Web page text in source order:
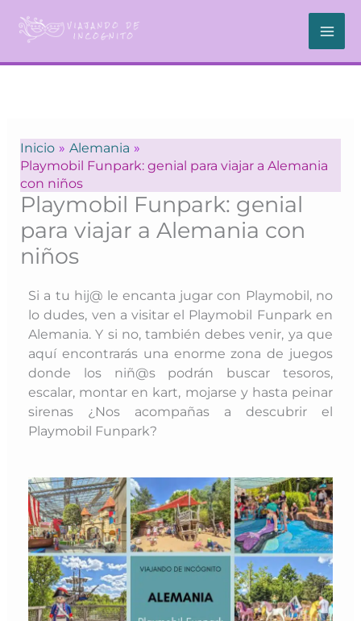
contenido
Inicio
Alemania
Playmobil Funpark: genial para viajar a Alemania
con niños
Playmobil Funpark: genial
para viajar a Alemania con
niños
Si a tu hij@ le encanta jugar con Playmobil, no
lo dudes, ven a visitar el Playmobil Funpark en
Alemania. Y si no, también debes venir, ya que
aquí encontrarás una enorme zona de juegos
donde los niñ@s podrán buscar tesoros,
escalar, montar en kart, mojarse y hasta peinar
sirenas ¿Nos acompañas a descubrir el
Playmobil Funpark?